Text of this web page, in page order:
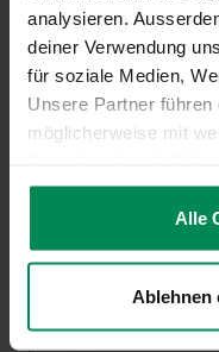
analysieren.
deiner Verwendung
für soziale Medien,
Unsere Partner
möglicherweise mit
Nutzung der Dienste
Mehr Informationen
findest du in unserer
Alle
Ablehnen